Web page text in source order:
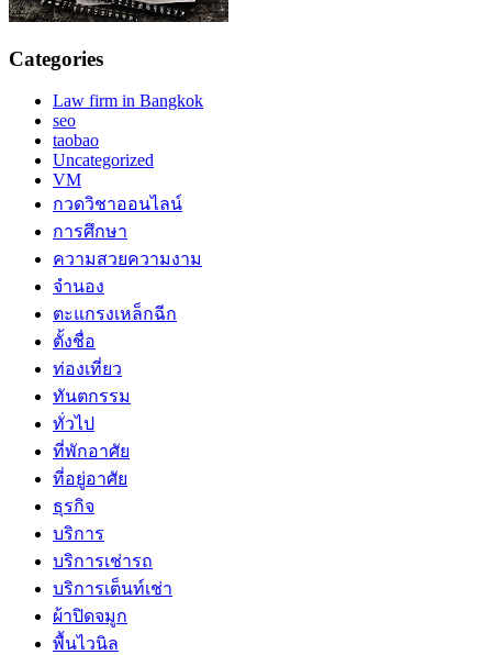
Categories
Law firm in Bangkok
seo
taobao
Uncategorized
VM
กวดวิชาออนไลน์
การศึกษา
ความสวยความงาม
จำนอง
ตะแกรงเหล็กฉีก
ตั้งชื่อ
ท่องเที่ยว
ทันตกรรม
ทั่วไป
ที่พักอาศัย
ที่อยู่อาศัย
ธุรกิจ
บริการ
บริการเช่ารถ
บริการเต็นท์เช่า
ผ้าปิดจมูก
พื้นไวนิล